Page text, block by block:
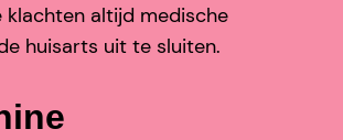
klachten altijd medische
huisarts uit te sluiten.